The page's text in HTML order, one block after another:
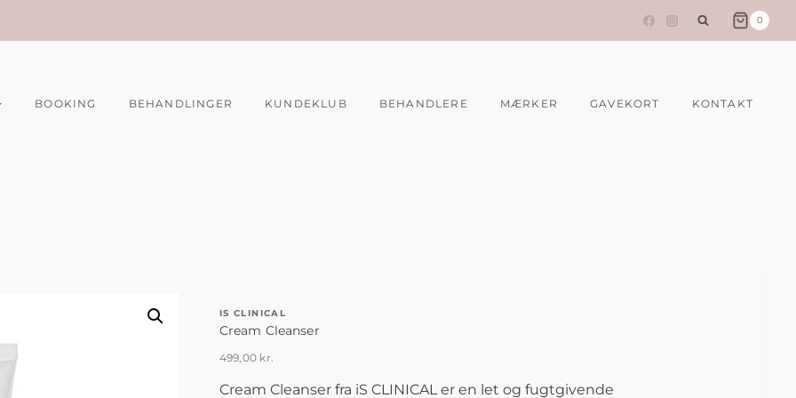
0
BOOKING BEHANDLINGER KUNDEKLUB BEHANDLERE MÆRKER GAVEKORT KONTAKT
IS CLINICAL
Cream Cleanser
499,00 kr.
Cream Cleanser fra iS CLINICAL er en let og fugtgivende